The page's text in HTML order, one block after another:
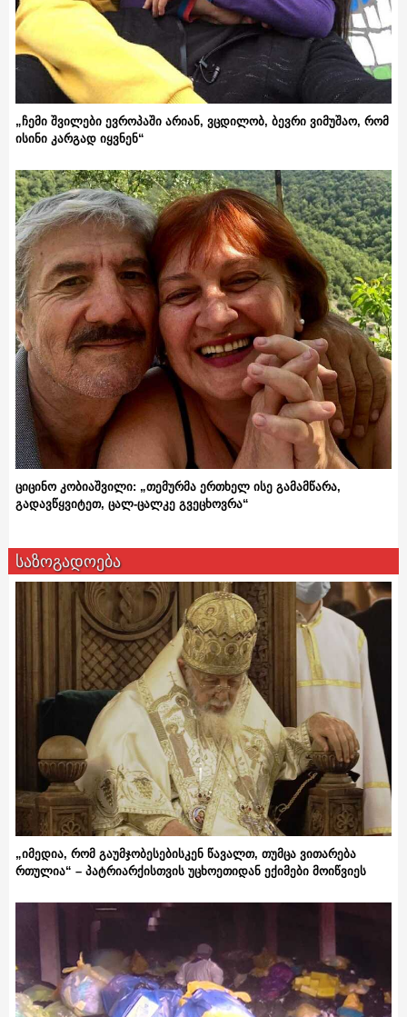
„ჩემი შვილები ევროპაში არიან, ვცდილობ, ბევრი ვიმუშაო, რომ
ისინი კარგად იყვნენ“
ციცინო კობიაშვილი: „თემურმა ერთხელ ისე გამამწარა,
გადავწყვიტეთ, ცალ-ცალკე გვეცხოვრა“
საზოგადოება
„იმედია, რომ გაუმჯობესებისკენ წავალთ, თუმცა ვითარება
რთულია“ – პატრიარქისთვის უცხოეთიდან ექიმები მოიწვიეს